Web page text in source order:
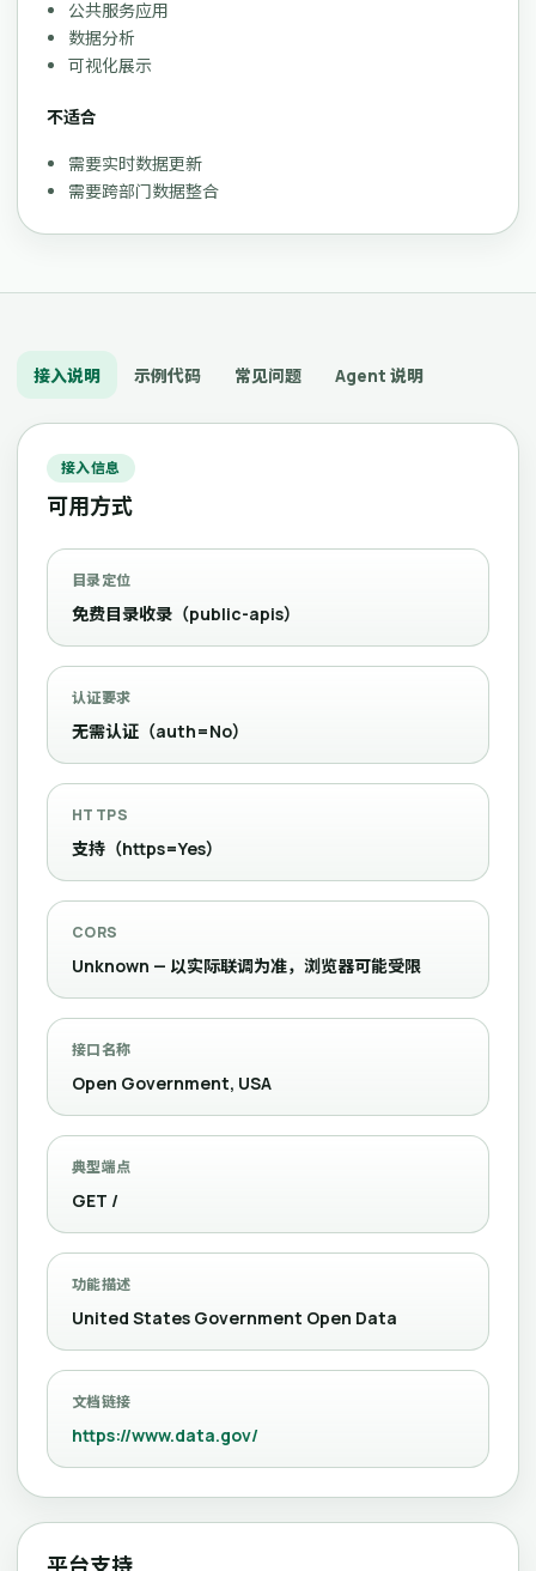
公共服务应用
数据分析
可视化展示
不适合
需要实时数据更新
需要跨部门数据整合
接入说明 示例代码 常见问题 Agent 说明
接入信息
可用方式
目录定位
免费目录收录（public-apis）
认证要求
无需认证（auth=No）
HTTPS
支持（https=Yes）
CORS
Unknown — 以实际联调为准，浏览器可能受限
接口名称
Open Government, USA
典型端点
GET /
功能描述
United States Government Open Data
文档链接
https://www.data.gov/
平台支持